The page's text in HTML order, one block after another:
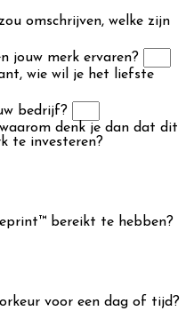
omschrijven, welke zijn
jouw merk ervaren?
wie wil je het liefste
bedrijf?
denk je dan dat dit
te investeren?
bereikt te hebben?
voor een dag of tijd?